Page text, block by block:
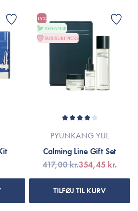
15%
VEGANSK
SURISURI PICKS
PYUNKANG YUL
Calming Line Gift Set
417,00 kr.354,45 kr.
TILFØJ TIL KURV